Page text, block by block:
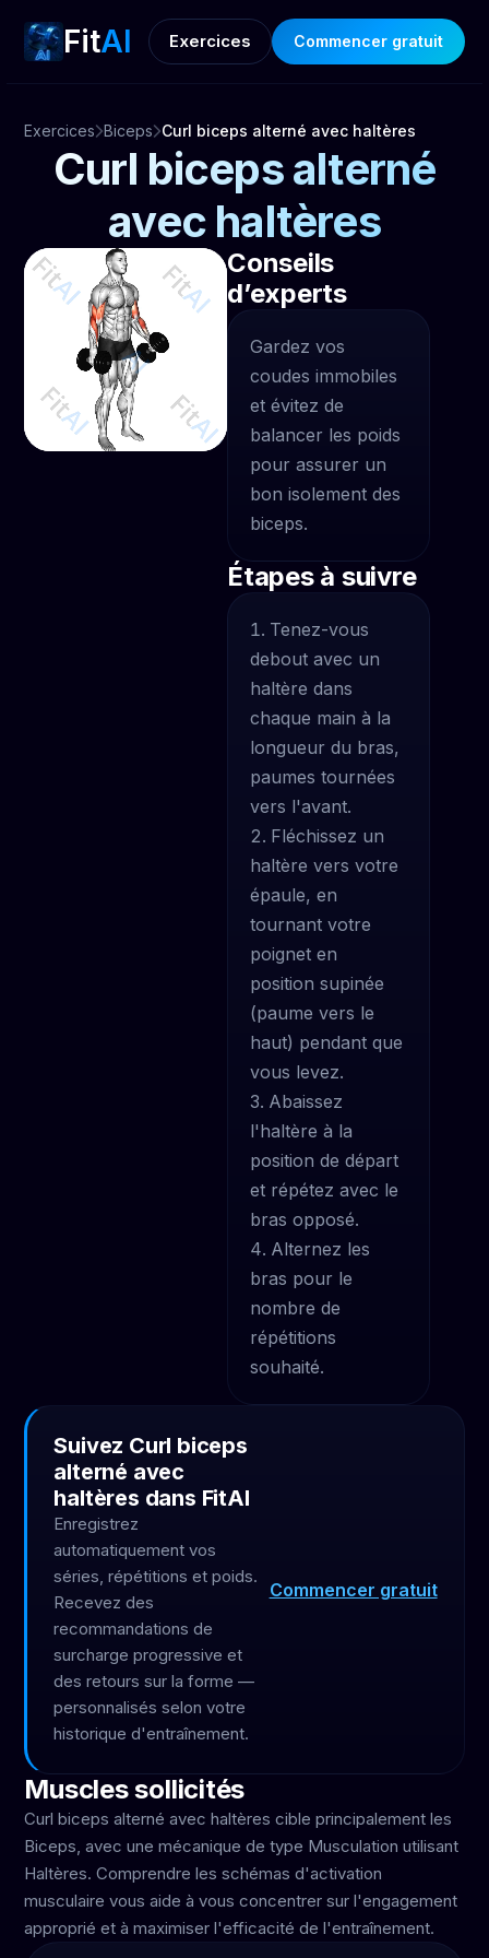
FitAI Exercices Commencer gratuit
Exercices Biceps Curl biceps alterné avec haltères
Curl biceps alterné
avec haltères
Conseils
d’experts
Gardez vos
coudes immobiles
et évitez de
balancer les poids
pour assurer un
bon isolement des
biceps.
Étapes à suivre
Tenez-vous
debout avec un
haltère dans
chaque main à la
longueur du bras,
paumes tournées
vers l'avant.
Fléchissez un
haltère vers votre
épaule, en
tournant votre
poignet en
position supinée
(paume vers le
haut) pendant que
vous levez.
Abaissez
l'haltère à la
position de départ
et répétez avec le
bras opposé.
Alternez les
bras pour le
nombre de
répétitions
souhaité.
Suivez Curl biceps
alterné avec
haltères dans FitAI
Enregistrez
automatiquement vos
séries, répétitions et poids.
Recevez des
recommandations de
surcharge progressive et
des retours sur la forme —
personnalisés selon votre
historique d'entraînement.
Commencer gratuit
Muscles sollicités
Curl biceps alterné avec haltères cible principalement les
Biceps, avec une mécanique de type Musculation utilisant
Haltères. Comprendre les schémas d'activation
musculaire vous aide à vous concentrer sur l'engagement
approprié et à maximiser l'efficacité de l'entraînement.